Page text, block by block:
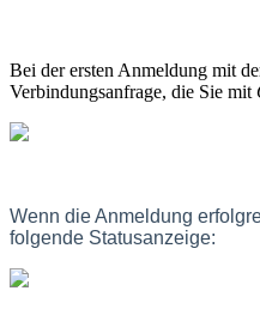
Bei der ersten Anmeldung mit
Verbindungsanfrage, die Sie mit
Wenn die Anmeldung
folgende Statusanzeige: